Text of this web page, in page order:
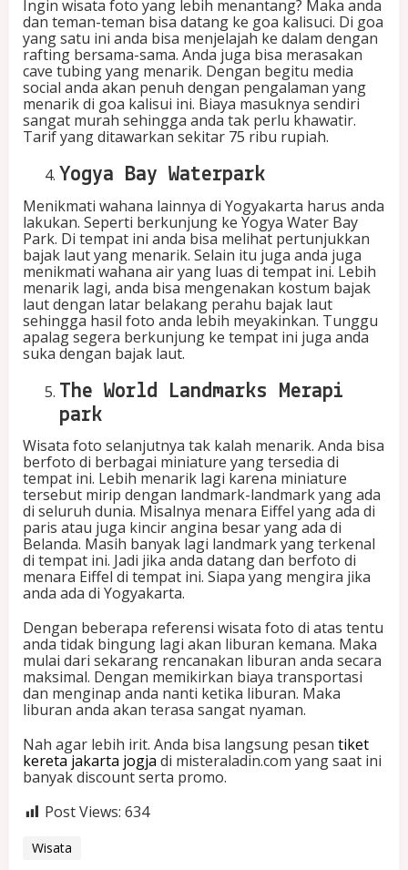
Ingin wisata foto yang lebih menantang? Maka anda
dan teman-teman bisa datang ke goa kalisuci. Di goa
yang satu ini anda bisa menjelajah ke dalam dengan
rafting bersama-sama. Anda juga bisa merasakan
cave tubing yang menarik. Dengan begitu media
social anda akan penuh dengan pengalaman yang
menarik di goa kalisui ini. Biaya masuknya sendiri
sangat murah sehingga anda tak perlu khawatir.
Tarif yang ditawarkan sekitar 75 ribu rupiah.
Yogya Bay Waterpark
Menikmati wahana lainnya di Yogyakarta harus anda
lakukan. Seperti berkunjung ke Yogya Water Bay
Park. Di tempat ini anda bisa melihat pertunjukkan
bajak laut yang menarik. Selain itu juga anda juga
menikmati wahana air yang luas di tempat ini. Lebih
menarik lagi, anda bisa mengenakan kostum bajak
laut dengan latar belakang perahu bajak laut
sehingga hasil foto anda lebih meyakinkan. Tunggu
apalag segera berkunjung ke tempat ini juga anda
suka dengan bajak laut.
The World Landmarks Merapi
park
Wisata foto selanjutnya tak kalah menarik. Anda bisa
berfoto di berbagai miniature yang tersedia di
tempat ini. Lebih menarik lagi karena miniature
tersebut mirip dengan landmark-landmark yang ada
di seluruh dunia. Misalnya menara Eiffel yang ada di
paris atau juga kincir angina besar yang ada di
Belanda. Masih banyak lagi landmark yang terkenal
di tempat ini. Jadi jika anda datang dan berfoto di
menara Eiffel di tempat ini. Siapa yang mengira jika
anda ada di Yogyakarta.
Dengan beberapa referensi wisata foto di atas tentu
anda tidak bingung lagi akan liburan kemana. Maka
mulai dari sekarang rencanakan liburan anda secara
maksimal. Dengan memikirkan biaya transportasi
dan menginap anda nanti ketika liburan. Maka
liburan anda akan terasa sangat nyaman.
Nah agar lebih irit. Anda bisa langsung pesan tiket
kereta jakarta jogja di misteraladin.com yang saat ini
banyak discount serta promo.
Post Views: 634
Wisata